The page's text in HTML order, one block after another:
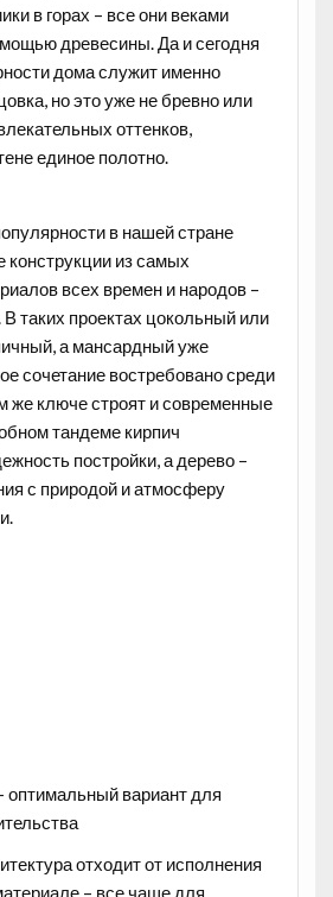
в горах – все они веками
древесины. Да и сегодня
дома служит именно
но это уже не бревно или
оттенков,
единое полотно.
в нашей стране
конструкции из самых
всех времен и народов –
В таких проектах цокольный или
а мансардный уже
сочетание востребовано среди
же ключе строят и современные
тандеме кирпич
постройки, а дерево –
с природой и атмосферу
оптимальный вариант для
отходит от исполнения
– все чаще для